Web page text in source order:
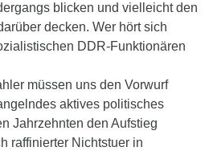
blicken und vielleicht den
decken. Wer hört sich
DDR-Funktionären
müssen uns den Vorwurf
aktives politisches
Jahrzehnten den Aufstieg
raffinierter Nichtstuer in